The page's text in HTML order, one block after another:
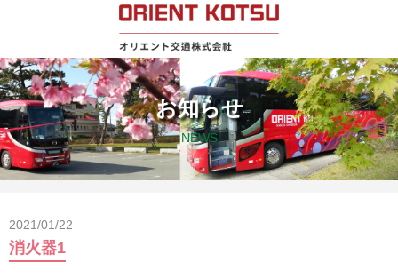
お知らせ
NEWS
2021/01/22
消火器1